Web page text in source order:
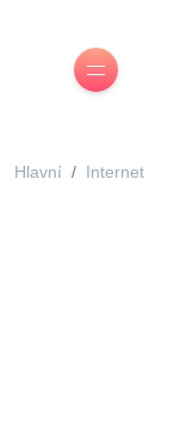
Hlavní Internet